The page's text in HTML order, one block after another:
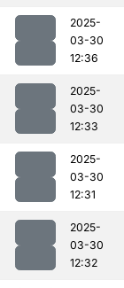
2025-
03-30
12:36
2025-
03-30
12:33
2025-
03-30
12:31
2025-
03-30
12:32